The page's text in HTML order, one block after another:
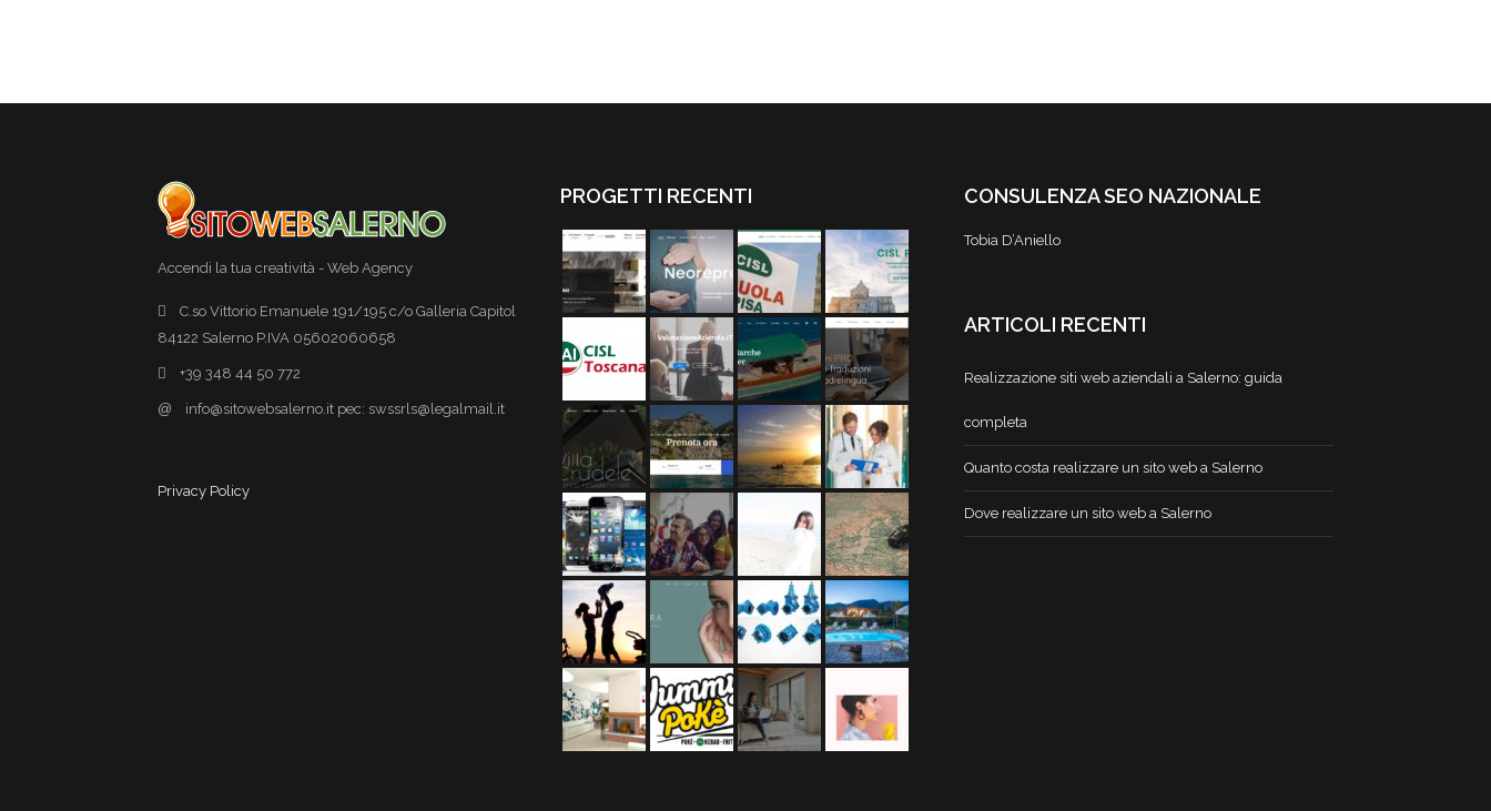
Accendi la tua creatività - Web Agency
C.so Vittorio Emanuele 191/195 c/o Galleria Capitol
84122 Salerno P.IVA 05602060658
+39 348 44 50 772
@ info@sitowebsalerno.it pec: swssrls@legalmail.it
Privacy Policy
PROGETTI RECENTI CONSULENZA SEO NAZIONALE
Tobia D’Aniello
ARTICOLI RECENTI
Realizzazione siti web aziendali a Salerno: guida
completa
Quanto costa realizzare un sito web a Salerno
Dove realizzare un sito web a Salerno